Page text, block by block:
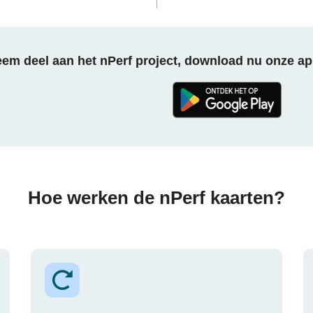
deel aan het nPerf project, download nu onze
Hoe werken de nPerf kaarten?